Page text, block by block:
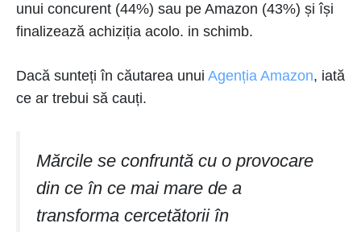
unui concurent (44%) sau pe Amazon (43%) și își
finalizează achiziția acolo. in schimb.
Dacă sunteți în căutarea unui Agenția Amazon, iată
ce ar trebui să cauți.
Mărcile se confruntă cu o provocare
din ce în ce mai mare de a
transforma cercetătorii în